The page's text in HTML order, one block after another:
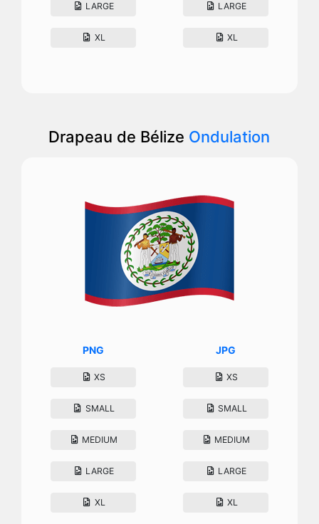
LARGE
XL
LARGE
XL
Drapeau de Bélize Ondulation
PNG
XS
SMALL
MEDIUM
LARGE
XL
JPG
XS
SMALL
MEDIUM
LARGE
XL